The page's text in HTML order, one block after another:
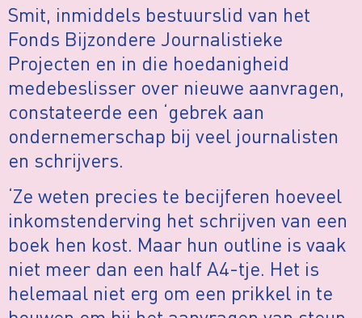
Smit, inmiddels bestuurslid van het
Fonds Bijzondere Journalistieke
Projecten en in die hoedanigheid
medebeslisser over nieuwe aanvragen,
constateerde een ‘gebrek aan
ondernemerschap bij veel journalisten
en schrijvers.
‘Ze weten precies te becijferen hoeveel
inkomstenderving het schrijven van een
boek hen kost. Maar hun outline is vaak
niet meer dan een half A4-tje. Het is
helemaal niet erg om een prikkel in te